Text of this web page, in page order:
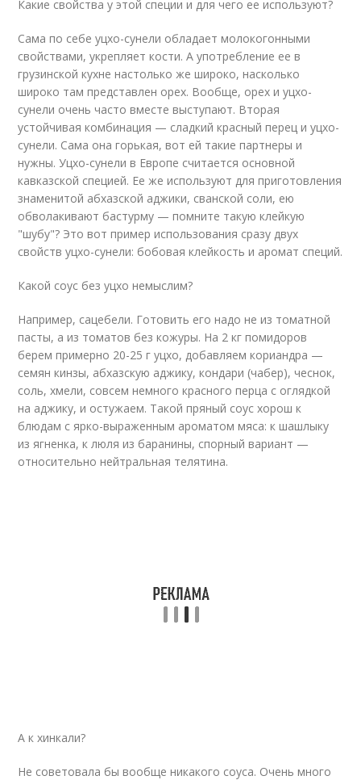
Какие свойства у этой специи и для чего ее используют?
Сама по себе уцхо-сунели обладает молокогонными
свойствами, укрепляет кости. А употребление ее в
грузинской кухне настолько же широко, насколько
широко там представлен орех. Вообще, орех и уцхо-
сунели очень часто вместе выступают. Вторая
устойчивая комбинация — сладкий красный перец и уцхо-
сунели. Сама она горькая, вот ей такие партнеры и
нужны. Уцхо-сунели в Европе считается основной
кавказской специей. Ее же используют для приготовления
знаменитой абхазской аджики, сванской соли, ею
обволакивают бастурму — помните такую клейкую
"шубу"? Это вот пример использования сразу двух
свойств уцхо-сунели: бобовая клейкость и аромат специй.
Какой соус без уцхо немыслим?
Например, сацебели. Готовить его надо не из томатной
пасты, а из томатов без кожуры. На 2 кг помидоров
берем примерно 20-25 г уцхо, добавляем кориандра —
семян кинзы, абхазскую аджику, кондари (чабер), чеснок,
соль, хмели, совсем немного красного перца с оглядкой
на аджику, и остужаем. Такой пряный соус хорош к
блюдам с ярко-выраженным ароматом мяса: к шашлыку
из ягненка, к люля из баранины, спорный вариант —
относительно нейтральная телятина.
А к хинкали?
Не советовала бы вообще никакого соуса. Очень много